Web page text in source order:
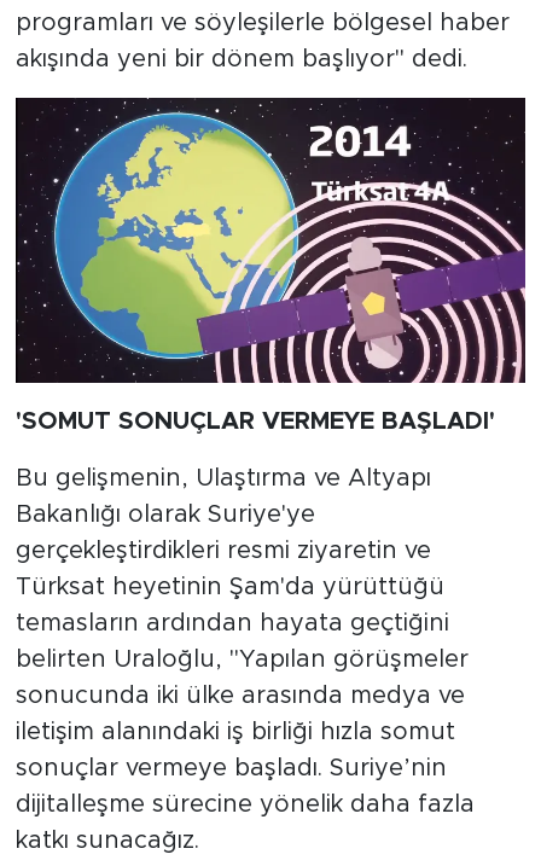
programları ve söyleşilerle bölgesel haber
akışında yeni bir dönem başlıyor" dedi.
'SOMUT SONUÇLAR VERMEYE BAŞLADI'
Bu gelişmenin, Ulaştırma ve Altyapı
Bakanlığı olarak Suriye'ye
gerçekleştirdikleri resmi ziyaretin ve
Türksat heyetinin Şam'da yürüttüğü
temasların ardından hayata geçtiğini
belirten Uraloğlu, "Yapılan görüşmeler
sonucunda iki ülke arasında medya ve
iletişim alanındaki iş birliği hızla somut
sonuçlar vermeye başladı. Suriye’nin
dijitalleşme sürecine yönelik daha fazla
katkı sunacağız.